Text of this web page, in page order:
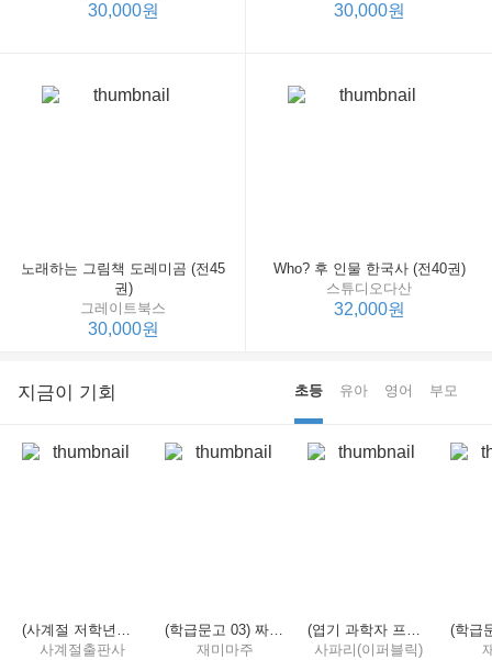
30,000원 30,000원
노래하는 그림책 도레미곰 (전45
권)
그레이트북스
30,000원
Who? 후 인물 한국사 (전40권)
스튜디오다산
32,000원
지금이 기회 초등 유아 영어 부모
(사계절 저학년문고 21) 선생님은 모르는 게 너무 많아
사계절출판사
(학급문고 03) 짜장 짬뽕 탕수육
재미마주
(엽기 과학자 프래니 01) 도시락 괴물이 나타났다
사파리(이퍼블릭)